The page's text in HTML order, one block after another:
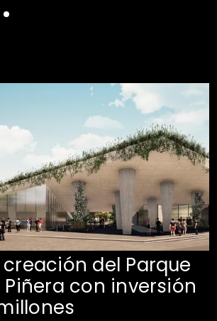
del Parque
con inversión